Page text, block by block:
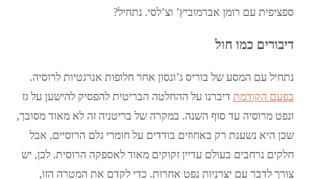
ספציפית עם רומן אברמוביץ’ וצ’לסי. נתחיל?
דיבורים כמו חול
נתחיל עם המסע של בוריס ג’ונסון אחר חלופות אנרגטיות לרוסיה.
בפעם הקודמת דיברנו על ההחלטה הבריטית להפסיק להישען על גז
ונפט מרוסיה עד סוף השנה. במקרה של בריטניה זה לא מאוד מסובך,
שכן היא נשענת רק באחוזים בודדים על חומרי גלם הרוסיים, אבל
חלקים נרחבים בעולם עדיין זקוקים מאוד לאספקה הרוסית. לכן, יש
צורך לדבר עם יצרניות נפט אחרות. כדי לקדם את המטרה הזו,